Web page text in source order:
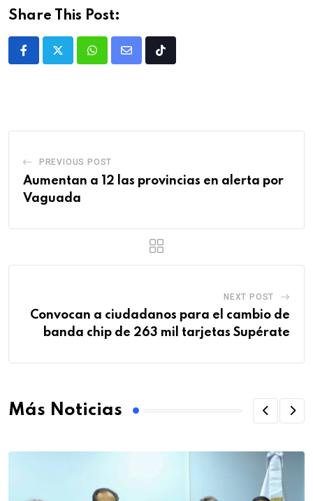
Share This Post:
PREVIOUS POST
Aumentan a 12 las provincias en alerta por
Vaguada
NEXT POST
Convocan a ciudadanos para el cambio de
banda chip de 263 mil tarjetas Supérate
Más Noticias